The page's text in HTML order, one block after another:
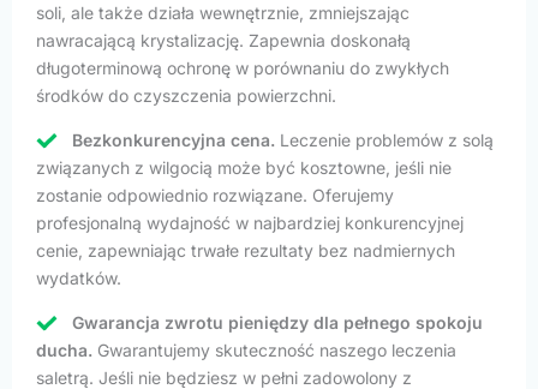
soli, ale także działa wewnętrznie, zmniejszając
nawracającą krystalizację. Zapewnia doskonałą
długoterminową ochronę w porównaniu do zwykłych
środków do czyszczenia powierzchni.
Bezkonkurencyjna cena. Leczenie problemów z solą
związanych z wilgocią może być kosztowne, jeśli nie
zostanie odpowiednio rozwiązane. Oferujemy
profesjonalną wydajność w najbardziej konkurencyjnej
cenie, zapewniając trwałe rezultaty bez nadmiernych
wydatków.
Gwarancja zwrotu pieniędzy dla pełnego spokoju
ducha. Gwarantujemy skuteczność naszego leczenia
saletrą. Jeśli nie będziesz w pełni zadowolony z